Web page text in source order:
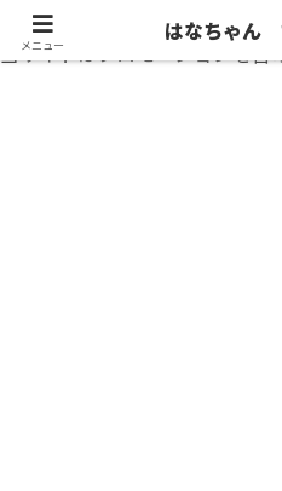
当サイトはプロモーションを含
メニュー
はなちゃん